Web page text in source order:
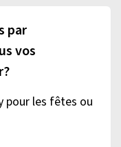
par
vos
pour les fêtes ou